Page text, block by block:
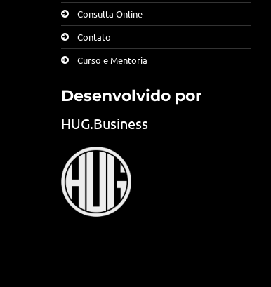
Consulta Online
Contato
Curso e Mentoria
Desenvolvido por
HUG.Business